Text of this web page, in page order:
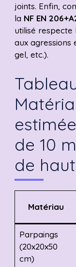
joints. Enfin,
la NF EN
utilisé respecte
aux agressions
gel, etc.).
de 10
de haut
Matériau
Parpaings
(20x20x50
cm)